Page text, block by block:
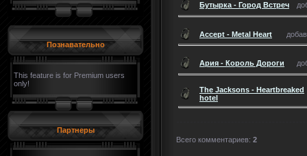
Познавательно
This feature is for Premium users
only!
Партнеры
Бутырка - Город Встреч
Accept - Metal Heart
Ария - Король Дороги
The Jacksons - Heartbreaked
hotel
Всего комментариев: 2